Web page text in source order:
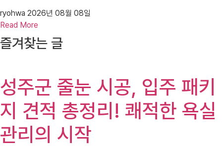
ryohwa 2026년 08월 08일
Read More
즐겨찾는 글
성주군 줄눈 시공, 입주 패키
지 견적 총정리! 쾌적한 욕실
관리의 시작